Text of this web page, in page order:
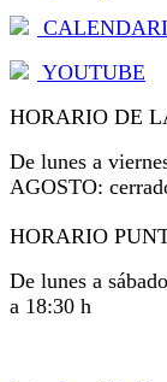
YOUTUBE
HORARIO DE
De lunes a
AGOSTO:
HORARIO
De lunes a
a 18:30 h